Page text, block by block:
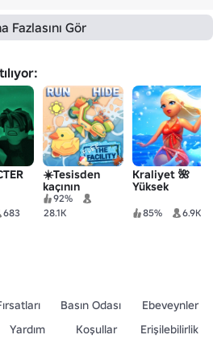
Fazlasını Gör
683
☀️Tesisden
kaçının
92%
28.1K
Kraliyet 🌺
Yüksek
85% 6.9K
Basın Odası
Ebeveynler
Yardım Koşullar Erişilebilirlik